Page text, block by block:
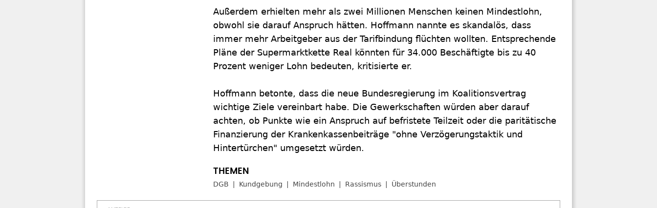
Außerdem erhielten mehr als zwei Millionen Menschen keinen Mindestlohn,
obwohl sie darauf Anspruch hätten. Hoffmann nannte es skandalös, dass
immer mehr Arbeitgeber aus der Tarifbindung flüchten wollten. Entsprechende
Pläne der Supermarktkette Real könnten für 34.000 Beschäftigte bis zu 40
Prozent weniger Lohn bedeuten, kritisierte er.
Hoffmann betonte, dass die neue Bundesregierung im Koalitionsvertrag
wichtige Ziele vereinbart habe. Die Gewerkschaften würden aber darauf
achten, ob Punkte wie ein Anspruch auf befristete Teilzeit oder die paritätische
Finanzierung der Krankenkassenbeiträge "ohne Verzögerungstaktik und
Hintertürchen" umgesetzt würden.
DGB Kundgebung Mindestlohn Rassismus Überstunden